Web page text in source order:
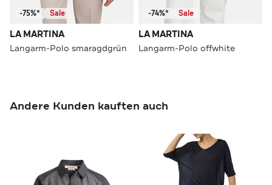
-75%* Sale
LA MARTINA
Langarm-Polo smaragdgrün
-74%* Sale
LA MARTINA
Langarm-Polo offwhite
Andere Kunden kauften auch